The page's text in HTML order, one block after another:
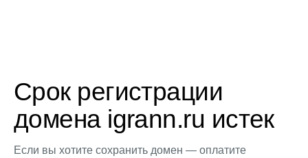
Срок регистрации
домена igrann.ru истек
Если вы хотите сохранить домен — оплатите